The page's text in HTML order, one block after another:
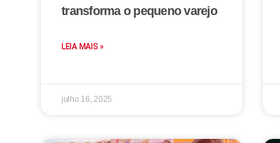
transforma o pequeno varejo
LEIA MAIS »
julho 16, 2025